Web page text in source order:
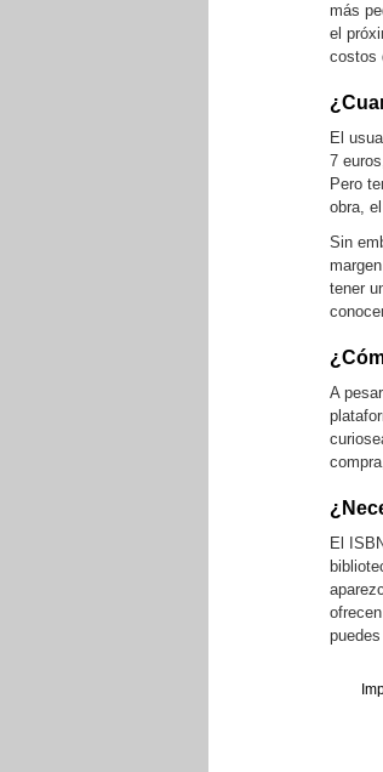
más
el
costos
El
7
Pero
obra,
Sin
tener
A
El